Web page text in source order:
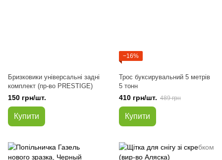
Бризковики універсальні задні
комплект (пр-во PRESTIGE)
150 грн/шт.
Купити
−16%
Трос буксирувальний 5 метрів
5 тонн
410 грн/шт. 489 грн
Купити